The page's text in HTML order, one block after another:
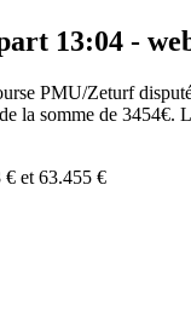
13:04 -
PMU/Zeturf
la somme de 3454€.
€ et 63.455 €